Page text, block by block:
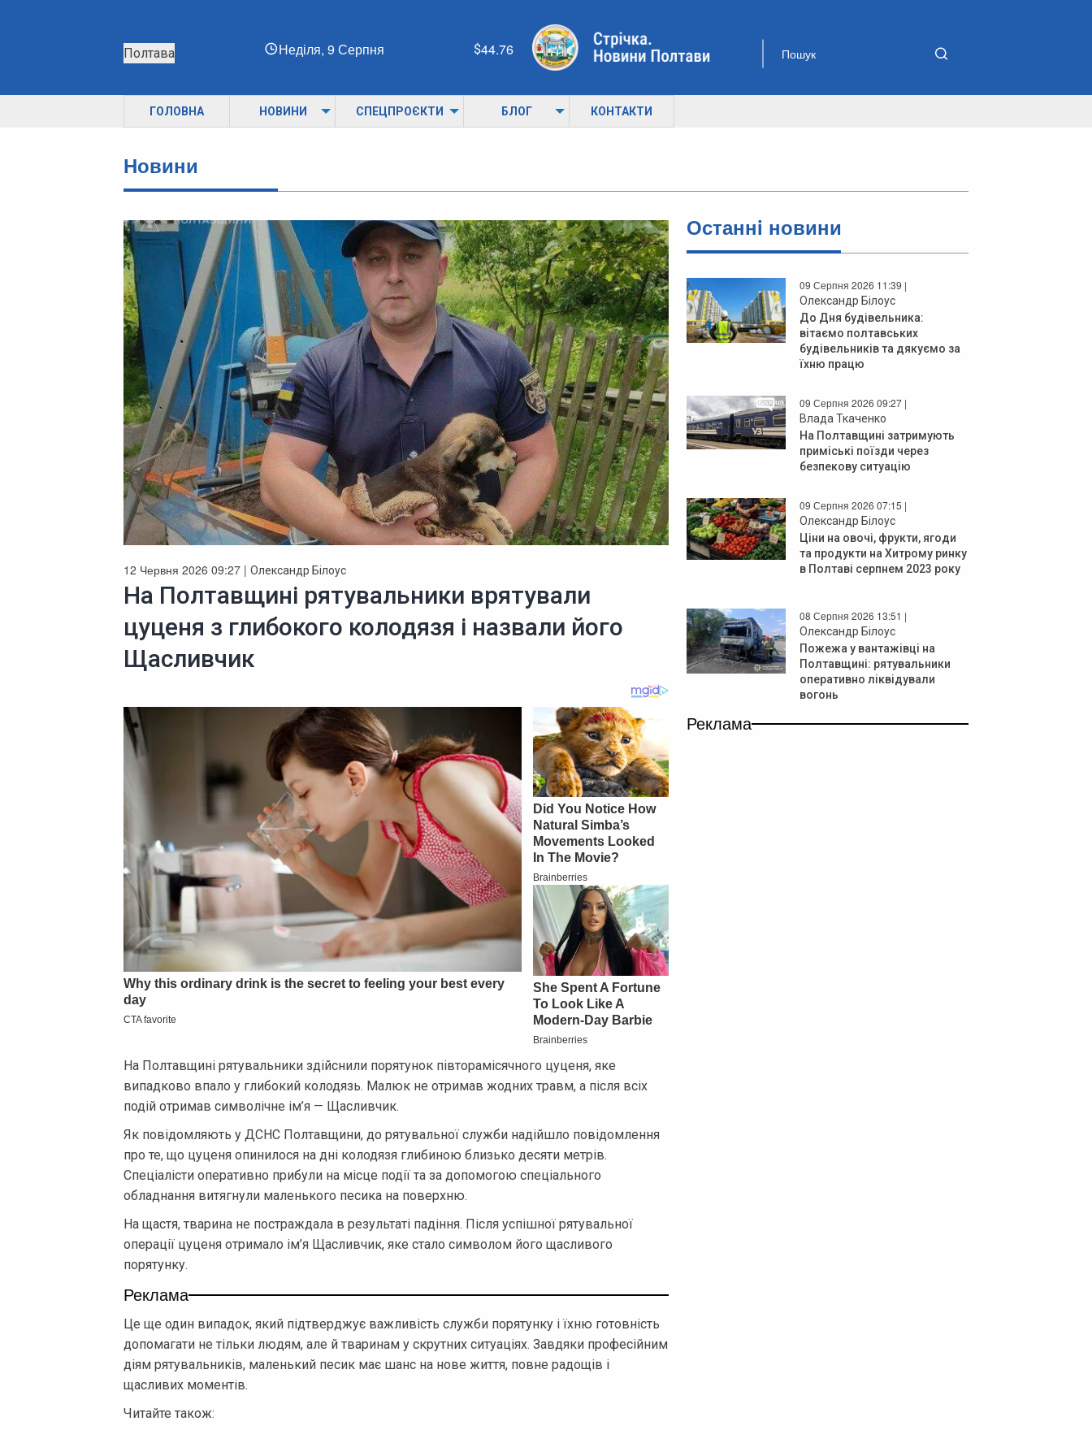
Полтава Неділя, 9 Серпня 44.76
ГОЛОВНА НОВИНИ СПЕЦПРОЄКТИ БЛОГ КОНТАКТИ
Новини
12 Червня 2026 09:27 | Олександр Білоус
На Полтавщині рятувальники врятували
цуценя з глибокого колодязя і назвали його
Щасливчик
На Полтавщині рятувальники здійснили порятунок півторамісячного цуценя, яке
випадково впало у глибокий колодязь. Малюк не отримав жодних травм, а після всіх
подій отримав символічне ім’я — Щасливчик.
Як повідомляють у ДСНС Полтавщини, до рятувальної служби надійшло повідомлення
про те, що цуценя опинилося на дні колодязя глибиною близько десяти метрів.
Спеціалісти оперативно прибули на місце події та за допомогою спеціального
обладнання витягнули маленького песика на поверхню.
На щастя, тварина не постраждала в результаті падіння. Після успішної рятувальної
операції цуценя отримало ім’я Щасливчик, яке стало символом його щасливого
порятунку.
Реклама
Це ще один випадок, який підтверджує важливість служби порятунку і їхню готовність
допомагати не тільки людям, але й тваринам у скрутних ситуаціях. Завдяки професійним
діям рятувальників, маленький песик має шанс на нове життя, повне радощів і
щасливих моментів.
Читайте також:
Останнi новини
09 Серпня 2026 11:39 |
Олександр Білоус
До Дня будівельника:
вітаємо полтавських
будівельників та дякуємо за
їхню працю
09 Серпня 2026 09:27 |
Влада Ткаченко
На Полтавщині затримують
приміські поїзди через
безпекову ситуацію
09 Серпня 2026 07:15 |
Олександр Білоус
Ціни на овочі, фрукти, ягоди
та продукти на Хитрому ринку
в Полтаві серпнем 2023 року
08 Серпня 2026 13:51 |
Олександр Білоус
Пожежа у вантажівці на
Полтавщині: рятувальники
оперативно ліквідували
вогонь
Реклама